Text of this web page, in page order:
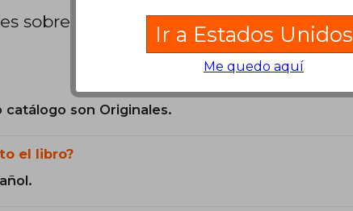
sobre el libro
son Originales.
el libro?
Ir a Estados Unidos
Me quedo aquí